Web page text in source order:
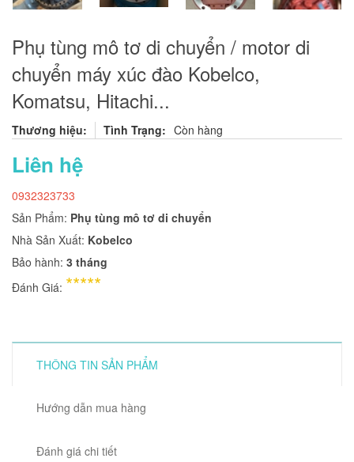
Phụ tùng mô tơ di chuyển / motor di
chuyển máy xúc đào Kobelco,
Komatsu, Hitachi...
Thương hiệu: Tình Trạng: Còn hàng
Liên hệ
0932323733
Sản Phẩm: Phụ tùng mô tơ di chuyển
Nhà Sản Xuất: Kobelco
Bảo hành: 3 tháng
Đánh Giá: *****
THÔNG TIN SẢN PHẨM
Hướng dẫn mua hàng
Đánh giá chi tiết